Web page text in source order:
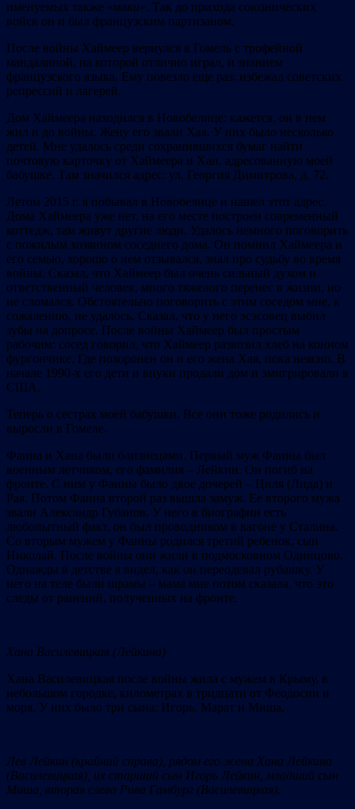
именуемых также «маки». Так до прихода союзнических
войск он и был французским партизаном.
После войны Хаймеер вернулся в Гомель с трофейной
мандалиной, на которой отлично играл, и знанием
французского языка. Ему повезло еще раз: избежал советских
репрессий и лагерей.
Дом Хаймеера находился в Новобелице: кажется, он в нем
жил и до войны. Жену его звали Хая. У них было несколько
детей. Мне удалось среди сохранившихся бумаг найти
почтовую карточку от Хаймеера и Хаи, адресованную моей
бабушке. Там значился адрес: ул. Георгия Димитрова, д. 72.
Летом 2015 г. я побывал в Новобелице и нашел этот адрес.
Дома Хаймеера уже нет, на его месте построен современный
коттедж, там живут другие люди. Удалось немного поговорить
с пожилым хозяином соседнего дома. Он помнил Хаймеера и
его семью, хорошо о нем отзывался, знал про судьбу во время
войны. Сказал, что Хаймеер был очень сильный духом и
ответственный человек, много тяжелого перенес в жизни, но
не сломался. Обстоятельно поговорить с этим соседом мне, к
сожалению, не удалось. Сказал, что у него эсэсовец выбил
зубы на допросе. После войны Хаймеер был простым
рабочим: сосед говорил, что Хаймеер развозил хлеб на конном
фургончике. Где похоронен он и его жена Хая, пока неясно. В
начале 1990-х его дети и внуки продали дом и эмигрировали в
США.
Теперь о сестрах моей бабушки. Все они тоже родились и
выросли в Гомеле.
Фаина и Хана были близнецами. Первый муж Фаины был
военным летчиком, его фамилия – Лейкин. Он погиб на
фронте. С ним у Фаины было двое дочерей – Циля (Лида) и
Рая. Потом Фаина второй раз вышла замуж. Ее второго мужа
звали Александр Губанов. У него в биографии есть
любопытный факт, он был проводником в вагоне у Сталина.
Со вторым мужем у Фаины родился третий ребенок, сын
Николай. После войны они жили в подмосковном Одинцово.
Однажды в детстве я видел, как он переодевал рубашку. У
него на теле были шрамы – мама мне потом сказала, что это
следы от ранений, полученных на фронте.
Хана Василевицкая (Лейкина)
Хана Василевицкая после войны жила с мужем в Крыму, в
небольшом городке, километрах в тридцати от Феодосии и
моря. У них было три сына: Игорь, Марат и Миша,
Лев Лейкин (крайний справа), рядом его жена Хана Лейкина
(Василевицкая), их старший сын Игорь Лейкин, младший сын
Миша, вторая слева Рива Гамбург (Василевицкая).